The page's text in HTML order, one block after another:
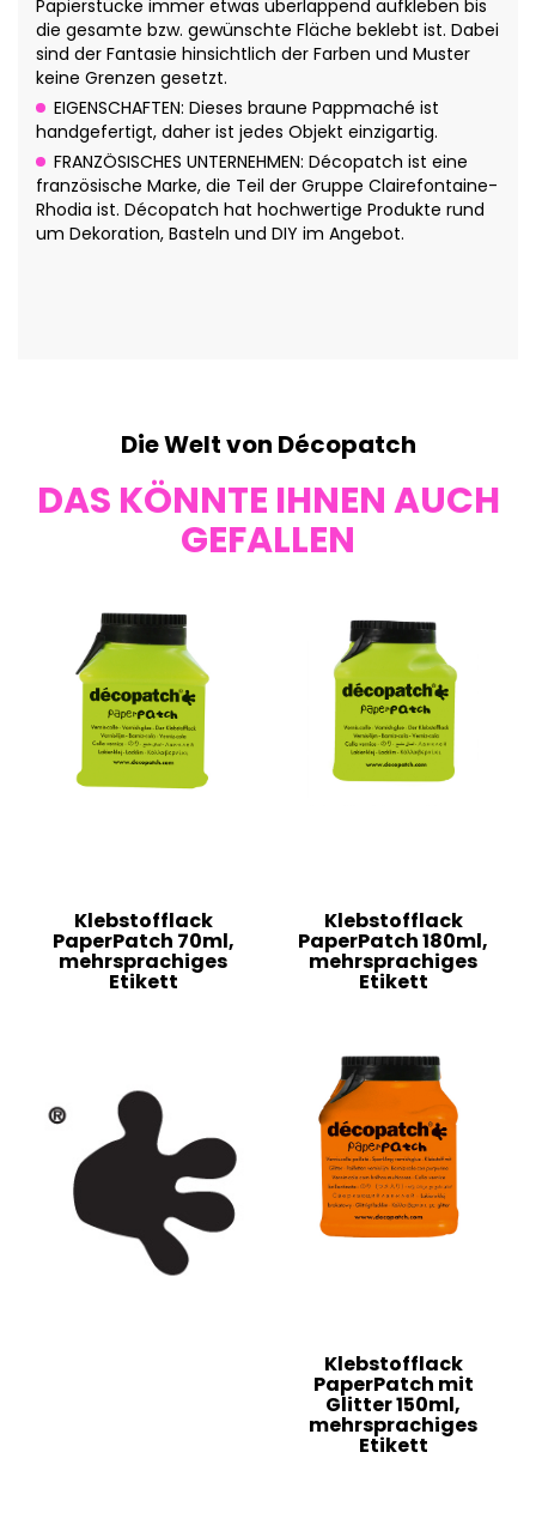
Papierstücke immer etwas überlappend aufkleben bis
die gesamte bzw. gewünschte Fläche beklebt ist. Dabei
sind der Fantasie hinsichtlich der Farben und Muster
keine Grenzen gesetzt.
EIGENSCHAFTEN: Dieses braune Pappmaché ist
handgefertigt, daher ist jedes Objekt einzigartig.
FRANZÖSISCHES UNTERNEHMEN: Décopatch ist eine
französische Marke, die Teil der Gruppe Clairefontaine-
Rhodia ist. Décopatch hat hochwertige Produkte rund
um Dekoration, Basteln und DIY im Angebot.
Die Welt von Décopatch
DAS KÖNNTE IHNEN AUCH
GEFALLEN
Klebstofflack
PaperPatch 70ml,
mehrsprachiges
Etikett
Klebstofflack
PaperPatch 180ml,
mehrsprachiges
Etikett
Klebstofflack
PaperPatch mit
Glitter 150ml,
mehrsprachiges
Etikett